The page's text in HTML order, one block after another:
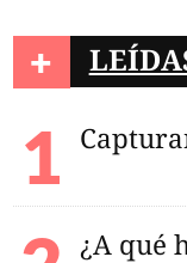
+
¿A qué